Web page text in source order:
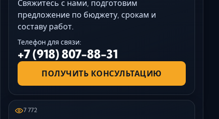
Свяжитесь с нами, подготовим
предложение по бюджету, срокам и
составу работ.
Телефон для связи:
+7 (918) 807-88-31
ПОЛУЧИТЬ КОНСУЛЬТАЦИЮ
7 772